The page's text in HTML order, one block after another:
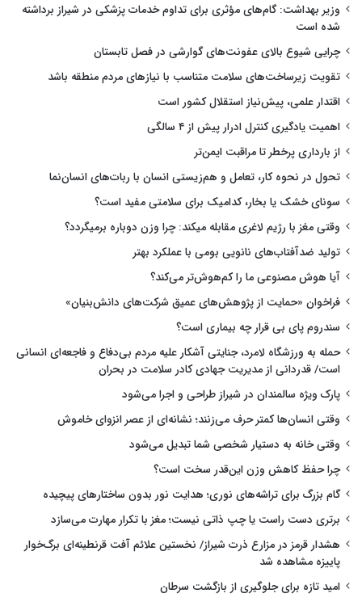
وزیر بهداشت: گام‌های مؤثری برای تداوم خدمات پزشکی در شیراز برداشته
شده است
چرایی شیوع بالای عفونت‌های گوارشی در فصل تابستان
تقویت زیرساخت‌های سلامت متناسب با نیازهای مردم منطقه باشد
اقتدار علمی، پیش‌نیاز استقلال کشور است
اهمیت یادگیری کنترل ادرار پیش از ۴ سالگی
از بارداری پرخطر تا مراقبت ایمن‌تر
تحول در نحوه کار، تعامل و هم‌زیستی انسان با ربات‌های انسان‌نما
سونای خشک یا بخار، کدامیک برای سلامتی مفید است؟
وقتی مغز با رژیم لاغری مقابله میکند: چرا وزن دوباره برمیگردد؟
تولید ضدآفتاب‌های نانویی بومی با عملکرد بهتر
آیا هوش مصنوعی ما را کم‌هوش‌تر می‌کند؟
فراخوان «حمایت از پژوهش‌های عمیق شرکت‌های دانش‌بنیان»
سندروم پای بی قرار چه بیماری است؟
حمله به ورزشگاه لامرد، جنایتی آشکار علیه مردم بی‌دفاع و فاجعه‌ای انسانی
است/ قدردانی از مدیریت جهادی کادر سلامت در بحران
پارک ویژه سالمندان در شیراز طراحی و اجرا می‌شود
وقتی انسان‌ها کمتر حرف می‌زنند؛ نشانه‌ای از عصر انزوای خاموش
وقتی خانه به دستیار شخصی شما تبدیل می‌شود
چرا حفظ کاهش وزن این‌قدر سخت است؟
گام بزرگ برای تراشه‌های نوری؛ هدایت نور بدون ساختارهای پیچیده
برتری دست راست یا چپ ذاتی نیست؛ مغز با تکرار مهارت می‌سازد
هشدار قرمز در مزارع ذرت شیراز/ نخستین علائم آفت قرنطینه‌ای برگ‌خوار
پاییزه مشاهده شد
امید تازه برای جلوگیری از بازگشت سرطان